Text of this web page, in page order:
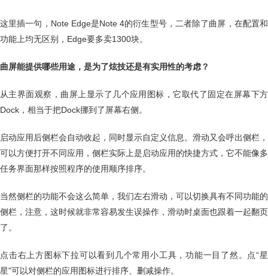
这里插一句，Note Edge是Note 4的衍生型号，二者除了曲屏，在配置和
功能上均无区别，Edge要多卖1300块。
曲屏能提供哪些用途，是为了炫技还是有实用性的考虑？
从主界面观察，曲屏上显示了几个应用图标，它取代了固定在屏幕下方
Dock，相当于把Dock挪到了屏幕右侧。
启动应用后侧栏会自动收起，同时显示自定义信息。滑动又会呼出侧栏，
可以方便打开不同应用，侧栏实际上是启动应用的快捷方式，它不能像多
任务界面那样按照程序的使用顺序排序。
当然侧栏的功能不会这么简单，我们左右滑动，可以切换具有不同功能的
侧栏，注意，这时候就非常容易发生误操作，滑动时桌面也跟着一起翻页
了。
点击右上方图标下拉可以看到几个常用小工具，功能一目了然。点“星
星"可以对侧栏的应用图标进行排序、删减操作。